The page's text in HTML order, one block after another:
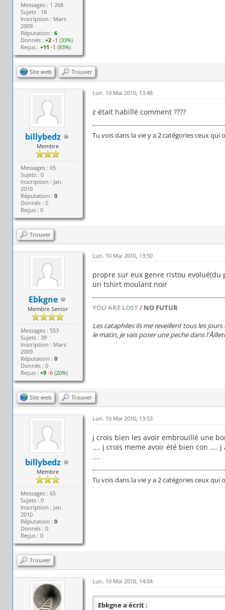
Messages : 1 268
Sujets : 18
Inscription : Mars
2009
Réputation :6
Donnés :+2 -1 (33%)
Reçus :+11 -1 (83%)
Site web Trouver
billybedz
Membre
Messages : 65
Sujets : 0
Inscription : Jan.
2010
Réputation :0
Donnés : 0
Reçus : 0
Lun. 10 Mai 2010, 13:48
z était habillé comment ????
Tu vois dans la vie y a 2 catégories ceux
Trouver
Ebkgne
Membre Senior
Messages : 553
Sujets : 39
Inscription : Mars
2009
Réputation :0
Donnés : 0
Reçus :+9 -6 (20%)
Lun. 10 Mai 2010, 13:50
propre sur eux genre ristou
un tshirt moulant noir
YOU ARE LOST / NO FUTUR
Les cataphiles ils me reveillent tous les
le matin, je vais poser une peche dans
Site web Trouver
billybedz
Membre
Messages : 65
Sujets : 0
Inscription : Jan.
2010
Réputation :0
Donnés : 0
Reçus : 0
Lun. 10 Mai 2010, 13:53
j crois bien les avoir embrouillé une
.... j crois meme avoir été bien con ....
....
Tu vois dans la vie y a 2 catégories ceux
Trouver
Lun. 10 Mai 2010, 14:04
Ebkgne a écrit :